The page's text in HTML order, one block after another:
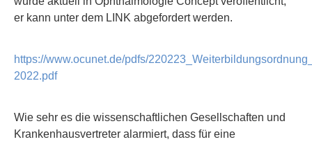
er kann unter dem LINK abgefordert werden.
https://www.ocunet.de/pdfs/
2022.pdf
Wie sehr es die wissenschaftlichen Gesellschaften und
Krankenhausvertreter alarmiert, dass für eine